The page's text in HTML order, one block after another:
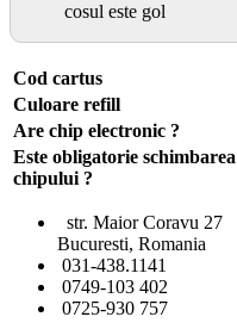
cosul este gol
Cod cartus
Culoare refill
Are chip electronic ?
Este obligatorie schimbarea
chipului ?
str. Maior Coravu 27
Bucuresti, Romania
031-438.1141
0749-103 402
0725-930 757